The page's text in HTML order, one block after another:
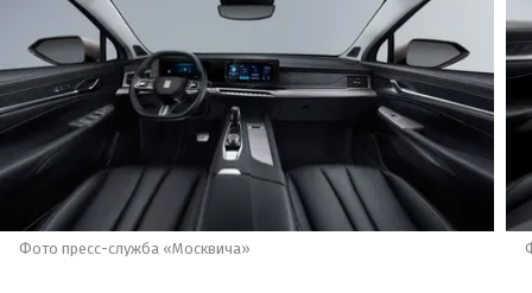
Фото пресс-служба «Москвича»